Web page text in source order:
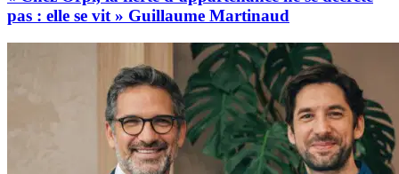
pas : elle se vit » Guillaume Martinaud